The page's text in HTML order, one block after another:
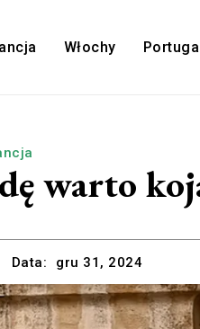
Włochy
warto
Data: gru 31, 2024